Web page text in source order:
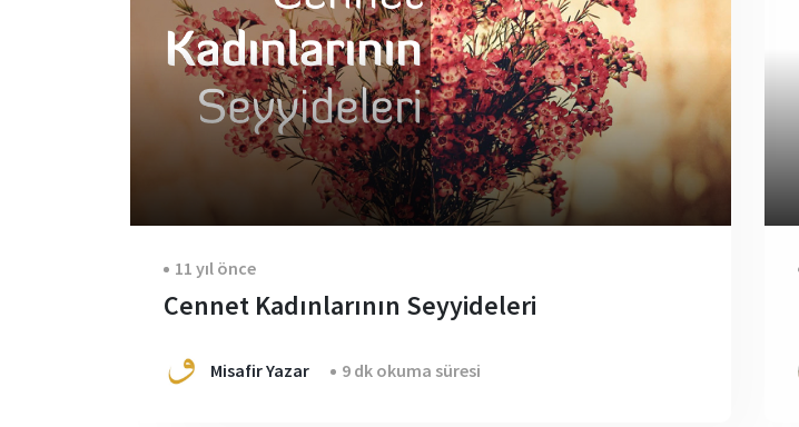
11 yıl önce
Cennet Kadınlarının Seyyideleri
Misafir Yazar 9 dk okuma süresi